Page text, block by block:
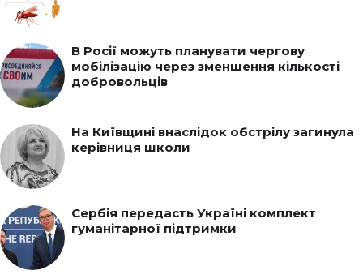
В Росії можуть планувати чергову
мобілізацію через зменшення кількості
добровольців
На Київщині внаслідок обстрілу загинула
керівниця школи
Сербія передасть Україні комплект
гуманітарної підтримки